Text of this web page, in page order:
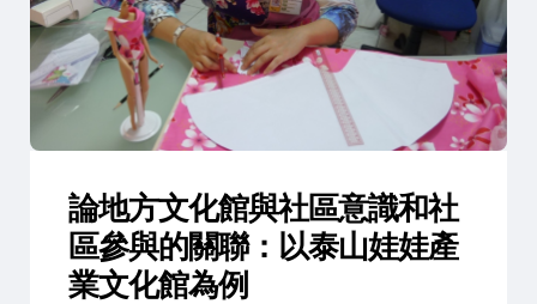
論地方文化館與社區意識和社
區參與的關聯：以泰山娃娃產
業文化館為例